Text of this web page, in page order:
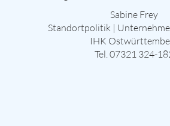
Sabine Frey
Standortpolitik |
IHK
Tel. 07321 324-